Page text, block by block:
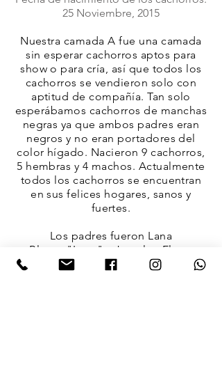
25 Noviembre, 2015
Nuestra camada A fue una camada
sin esperar cachorros aptos para
show o para cría, así que todos los
cachorros se vendieron solo con
aptitud de compañía. Tan solo
esperábamos cachorros de manchas
negras ya que ambos padres eran
negros y no eran portadores del
color hígado. Nacieron 9 cachorros,
5 hembras y 4 machos. Actualmente
todos los cachorros se encuentran
en sus felices hogares, sanos y
fuertes.
Los padres fueron Lana
Blanca
"Lana" y Jumalpa Elmas
"Will".